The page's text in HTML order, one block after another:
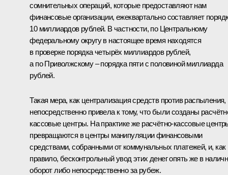
сомнительных операций, которые предоставляют нам
финансовые организации, ежеквартально составляет
10 миллиардов рублей. В частности, по Центральному
федеральному округу в настоящее время находятся
в проверке порядка четырёх миллиардов рублей,
а по Приволжскому – порядка пяти с половиной миллиарда
рублей.
Такая мера, как централизация средств против распыления,
непосредственно привела к тому, что были созданы
кассовые центры. На практике же расчётно-кассовые
превращаются в центры манипуляции финансовыми
средствами, собранными от коммунальных платежей, и, как
правило, бесконтрольный увод этих денег опять же в
оборот либо непосредственно за рубеж.